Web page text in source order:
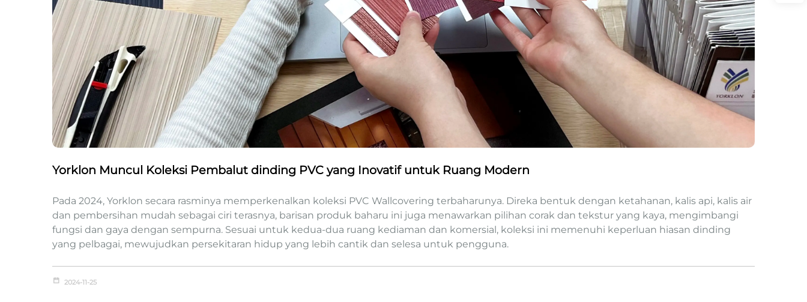
Yorklon Muncul Koleksi Pembalut dinding PVC yang Inovatif untuk Ruang Modern
Pada 2024, Yorklon secara rasminya memperkenalkan koleksi PVC Wallcovering terbaharunya. Direka bentuk dengan ketahanan, kalis api, kalis air
dan pembersihan mudah sebagai ciri terasnya, barisan produk baharu ini juga menawarkan pilihan corak dan tekstur yang kaya, mengimbangi
fungsi dan gaya dengan sempurna. Sesuai untuk kedua-dua ruang kediaman dan komersial, koleksi ini memenuhi keperluan hiasan dinding
yang pelbagai, mewujudkan persekitaran hidup yang lebih cantik dan selesa untuk pengguna.
2024-11-25